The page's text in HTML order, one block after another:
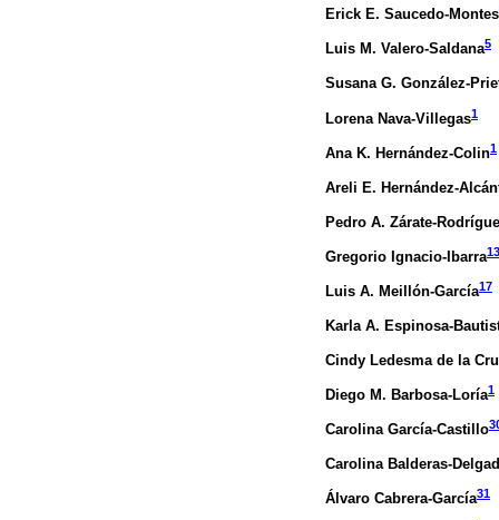
Erick E. Saucedo-Montes
Luis M. Valero-Saldana5
Susana G. González-
Lorena Nava-Villegas1
Ana K. Hernández-Colin1
Areli E. Hernández-
Pedro A. Zárate-
Gregorio Ignacio-Ibarra13
Luis A. Meillón-García17
Karla A. Espinosa-
Cindy Ledesma de la
Diego M. Barbosa-Loría1
Carolina García-Castillo
Carolina Balderas-
Álvaro Cabrera-García31